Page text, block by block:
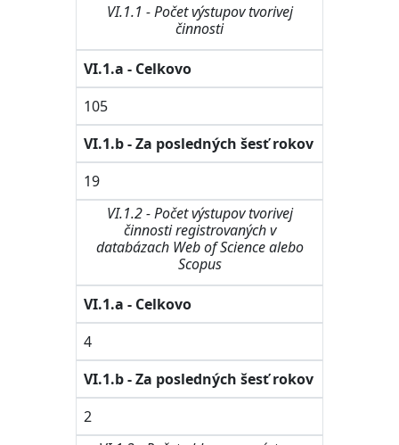
VI.1.1 - Počet výstupov tvorivej
činnosti
VI.1.a - Celkovo
105
VI.1.b - Za posledných šesť rokov
19
VI.1.2 - Počet výstupov tvorivej
činnosti registrovaných v
databázach Web of Science alebo
Scopus
VI.1.a - Celkovo
4
VI.1.b - Za posledných šesť rokov
2